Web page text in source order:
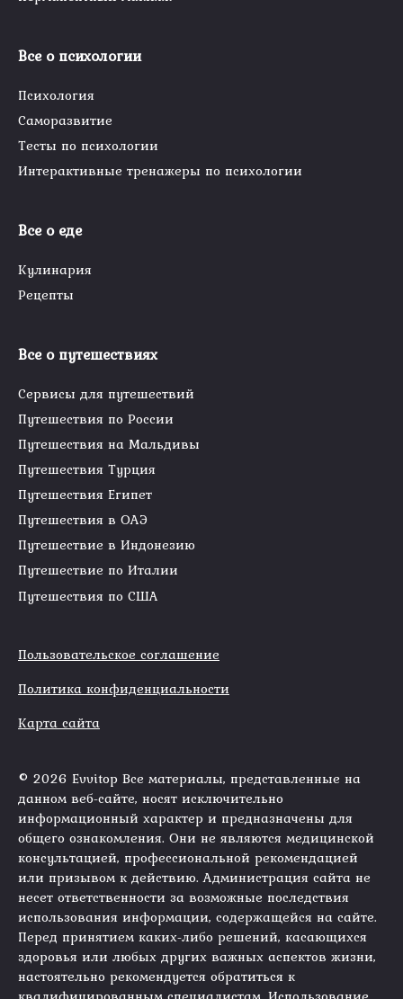
Все о психологии
Психология
Саморазвитие
Тесты по психологии
Интерактивные тренажеры по психологии
Все о еде
Кулинария
Рецепты
Все о путешествиях
Сервисы для путешествий
Путешествия по России
Путешествия на Мальдивы
Путешествия Турция
Путешествия Египет
Путешествия в ОАЭ
Путешествие в Индонезию
Путешествие по Италии
Путешествия по США
Пользовательское соглашение
Политика конфиденциальности
Карта сайта
© 2026 Evvitop Все материалы, представленные на
данном веб-сайте, носят исключительно
информационный характер и предназначены для
общего ознакомления. Они не являются медицинской
консультацией, профессиональной рекомендацией
или призывом к действию. Администрация сайта не
несет ответственности за возможные последствия
использования информации, содержащейся на сайте.
Перед принятием каких-либо решений, касающихся
здоровья или любых других важных аспектов жизни,
настоятельно рекомендуется обратиться к